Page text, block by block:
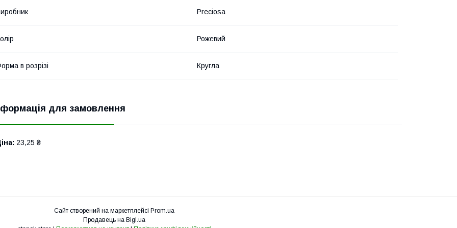
Preciosa
Рожевий
в розрізі Кругла
для замовлення
23,25 ₴
Сайт створений на маркетплейсі Prom.ua
Продавець на Bigl.ua